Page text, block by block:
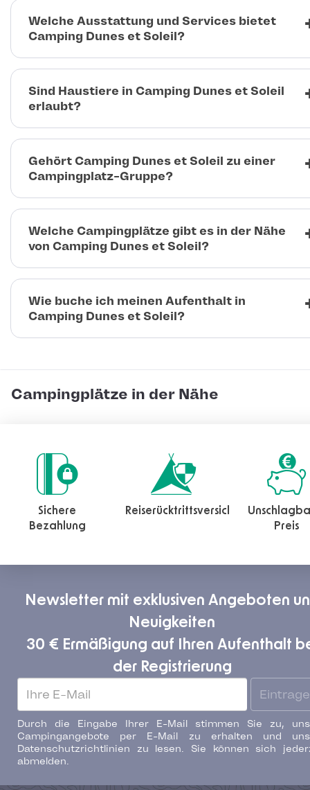
Welche Ausstattung und Services bietet
Camping Dunes et Soleil?
Sind Haustiere in Camping Dunes et Soleil
erlaubt?
Gehört Camping Dunes et Soleil zu einer
Campingplatz-Gruppe?
Welche Campingplätze gibt es in der Nähe
von Camping Dunes et Soleil?
Wie buche ich meinen Aufenthalt in
Camping Dunes et Soleil?
Campingplätze in der Nähe
Sichere
Bezahlung
Reiserücktrittsversicherung
Preis
Newsletter mit exklusiven Angeboten
Neuigkeiten
30 € Ermäßigung auf Ihren Aufenthalt
der Registrierung
Durch die Eingabe Ihrer E-Mail stimmen Sie zu,
Campingangebote per E-Mail zu erhalten und
Datenschutzrichtlinien zu lesen. Sie können sich
abmelden.